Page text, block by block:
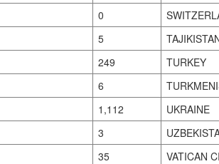
0
5
249 TURKEY
6
1,112 UKRAINE
3
35 VATICAN